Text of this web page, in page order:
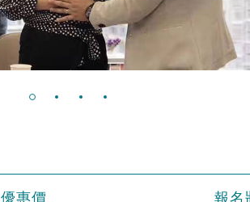
優惠價 報名